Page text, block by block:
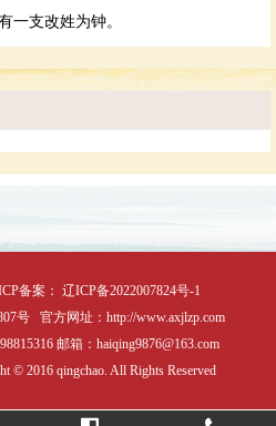
一支改姓为钟。
备案： 辽ICP备2022007824号-1
号官方网址：http://www.axjlzp.com
邮箱：haiqing9876@163.com
2016 qingchao. All Rights Reserved